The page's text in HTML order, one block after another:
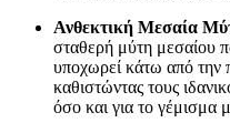
Ανθεκτική Μεσαία
σταθερή μύτη μεσαίου
υποχωρεί κάτω από την
καθιστώντας τους
όσο και για το γέμισμα